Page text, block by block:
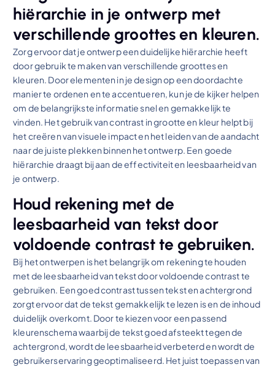
hiërarchie in je ontwerp met
verschillende groottes en kleuren.
Zorg ervoor dat je ontwerp een duidelijke hiërarchie heeft
door gebruik te maken van verschillende groottes en
kleuren. Door elementen in je design op een doordachte
manier te ordenen en te accentueren, kun je de kijker helpen
om de belangrijkste informatie snel en gemakkelijk te
vinden. Het gebruik van contrast in grootte en kleur helpt bij
het creëren van visuele impact en het leiden van de aandacht
naar de juiste plekken binnen het ontwerp. Een goede
hiërarchie draagt bij aan de effectiviteit en leesbaarheid van
je ontwerp.
Houd rekening met de
leesbaarheid van tekst door
voldoende contrast te gebruiken.
Bij het ontwerpen is het belangrijk om rekening te houden
met de leesbaarheid van tekst door voldoende contrast te
gebruiken. Een goed contrast tussen tekst en achtergrond
zorgt ervoor dat de tekst gemakkelijk te lezen is en de inhoud
duidelijk overkomt. Door te kiezen voor een passend
kleurenschema waarbij de tekst goed afsteekt tegen de
achtergrond, wordt de leesbaarheid verbeterd en wordt de
gebruikerservaring geoptimaliseerd. Het juist toepassen van